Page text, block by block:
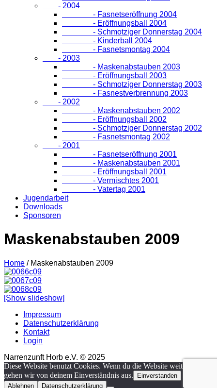
- 2004
- Fasnetseröffnung 2004
- Eröffnungsball 2004
- Schmotziger Donnerstag 2004
- Kinderball 2004
- Fasnetsmontag 2004
- 2003
- Maskenabstauben 2003
- Eröffnungsball 2003
- Schmotziger Donnerstag 2003
- Fasnestverbrennung 2003
- 2002
- Maskenabstauben 2002
- Eröffnungsball 2002
- Schmotziger Donnerstag 2002
- Fasnetsmontag 2002
- 2001
- Fasnetseröffnung 2001
- Maskenabstauben 2001
- Eröffnungsball 2001
- Vermischtes 2001
- Vatertag 2001
Jugendarbeit
Downloads
Sponsoren
Maskenabstauben 2009
Home / Maskenabstauben 2009
[Show slideshow]
Impressum
Datenschutzerklärung
Kontakt
Login
Narrenzunft Horb e.V. © 2025
Diese Website benutzt Cookies. Wenn du die Website weiter nutzt,
gehen wir von deinem Einverständnis aus.
Einverstanden
Ablehnen
Datenschutzerklärung